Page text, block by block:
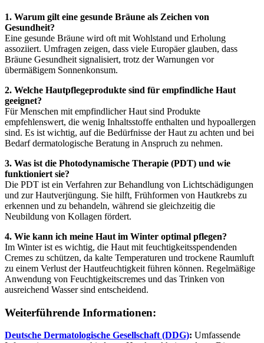
1. Warum gilt eine gesunde Bräune als Zeichen von
Gesundheit?
Eine gesunde Bräune wird oft mit Wohlstand und Erholung
assoziiert. Umfragen zeigen, dass viele Europäer glauben, dass
Bräune Gesundheit signalisiert, trotz der Warnungen vor
übermäßigem Sonnenkonsum.
2. Welche Hautpflegeprodukte sind für empfindliche Haut
geeignet?
Für Menschen mit empfindlicher Haut sind Produkte
empfehlenswert, die wenig Inhaltsstoffe enthalten und hypoallergen
sind. Es ist wichtig, auf die Bedürfnisse der Haut zu achten und bei
Bedarf dermatologische Beratung in Anspruch zu nehmen.
3. Was ist die Photodynamische Therapie (PDT) und wie
funktioniert sie?
Die PDT ist ein Verfahren zur Behandlung von Lichtschädigungen
und zur Hautverjüngung. Sie hilft, Frühformen von Hautkrebs zu
erkennen und zu behandeln, während sie gleichzeitig die
Neubildung von Kollagen fördert.
4. Wie kann ich meine Haut im Winter optimal pflegen?
Im Winter ist es wichtig, die Haut mit feuchtigkeitsspendenden
Cremes zu schützen, da kalte Temperaturen und trockene Raumluft
zu einem Verlust der Hautfeuchtigkeit führen können. Regelmäßige
Anwendung von Feuchtigkeitscremes und das Trinken von
ausreichend Wasser sind entscheidend.
Weiterführende Informationen:
Deutsche Dermatologische Gesellschaft (DDG): Umfassende